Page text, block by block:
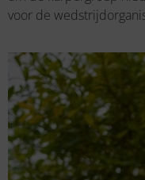
voor de